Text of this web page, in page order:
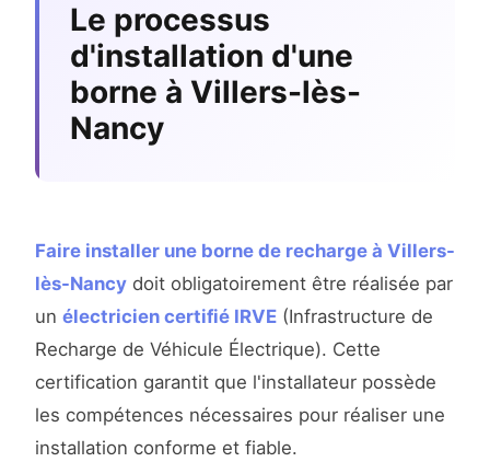
Le processus
d'installation d'une
borne à Villers-lès-
Nancy
Faire installer une borne de recharge à Villers-
lès-Nancy doit obligatoirement être réalisée par
un électricien certifié IRVE (Infrastructure de
Recharge de Véhicule Électrique). Cette
certification garantit que l'installateur possède
les compétences nécessaires pour réaliser une
installation conforme et fiable.